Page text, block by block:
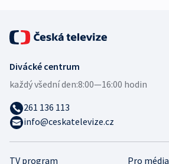
TV program Pro média
Divácké centrum
každý všední den:8:00—16:00 hodin
261 136 113
info@ceskatelevize.cz